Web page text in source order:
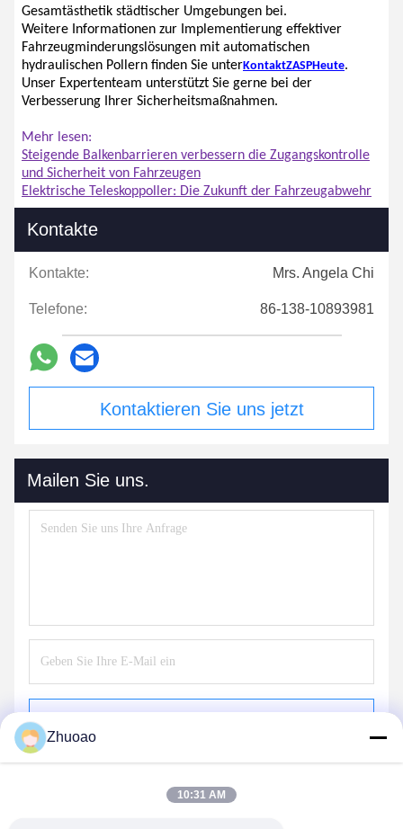
Gesamtästhetik städtischer Umgebungen bei.
Weitere Informationen zur Implementierung effektiver
Fahrzeugminderungslösungen mit automatischen
hydraulischen Pollern finden Sie unterKontaktZASPHeute.
Unser Expertenteam unterstützt Sie gerne bei der
Verbesserung Ihrer Sicherheitsmaßnahmen.
Mehr lesen:
Steigende Balkenbarrieren verbessern die Zugangskontrolle
und Sicherheit von Fahrzeugen
Elektrische Teleskoppoller: Die Zukunft der Fahrzeugabwehr
Kontakte
Kontakte: Mrs. Angela Chi
Telefone: 86-138-10893981
Kontaktieren Sie uns jetzt
Mailen Sie uns.
Zhuoao
10:31 AM